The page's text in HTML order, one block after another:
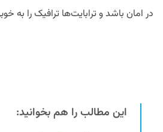
در امان باشد و ترابایت‌ها ترافیک را به
این مطالب را هم بخوانید: